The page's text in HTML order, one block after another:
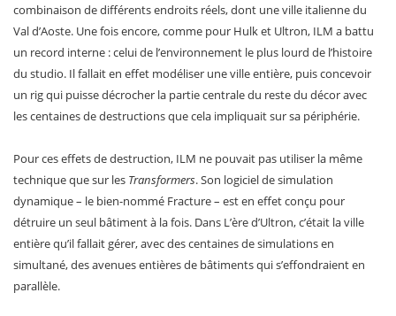
combinaison de différents endroits réels, dont une ville italienne du
Val d’Aoste. Une fois encore, comme pour Hulk et Ultron, ILM a battu
un record interne : celui de l’environnement le plus lourd de l’histoire
du studio. Il fallait en effet modéliser une ville entière, puis concevoir
un rig qui puisse décrocher la partie centrale du reste du décor avec
les centaines de destructions que cela impliquait sur sa périphérie.
Pour ces effets de destruction, ILM ne pouvait pas utiliser la même
technique que sur les Transformers. Son logiciel de simulation
dynamique – le bien-nommé Fracture – est en effet conçu pour
détruire un seul bâtiment à la fois. Dans L’ère d’Ultron, c’était la ville
entière qu’il fallait gérer, avec des centaines de simulations en
simultané, des avenues entières de bâtiments qui s’effondraient en
parallèle.